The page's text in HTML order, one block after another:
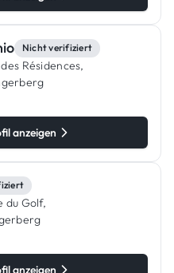
Nicht verifiziert
des Résidences,
anzeigen
du Golf,
anzeigen